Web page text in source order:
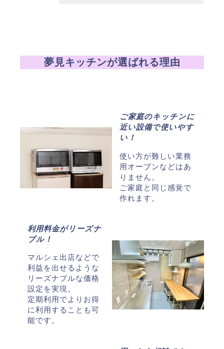
夢見キッチンが選ばれる理由
ご家庭のキッチンに
近い設備で使いやす
い！
使い方が難しい業務
用オーブンなどはあ
りません。
ご家庭と同じ感覚で
作れます。
利用料金がリーズナ
ブル！
マルシェ出店などで
利益を出せるような
リーズナブルな価格
設定を実現。
定期利用でよりお得
に利用することも可
能です。